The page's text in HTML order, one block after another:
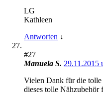
LG
Kathleen
Antworten ↓
#27
Manuela S. 29.11.2015
Vielen Dank für die
dieses tolle Nähzubehör